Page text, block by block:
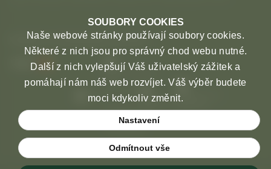
MOŽNOSTI PLATBYMOŽNOSTI DOPRAVY
SOUBORY COOKIES
Naše webové stránky používají soubory cookies.
Některé z nich jsou pro správný chod webu nutné.
Další z nich vylepšují Váš uživatelský zážitek a
pomáhají nám náš web rozvíjet. Váš výběr budete
moci kdykoliv změnit.
Nastavení
Odmítnout vše